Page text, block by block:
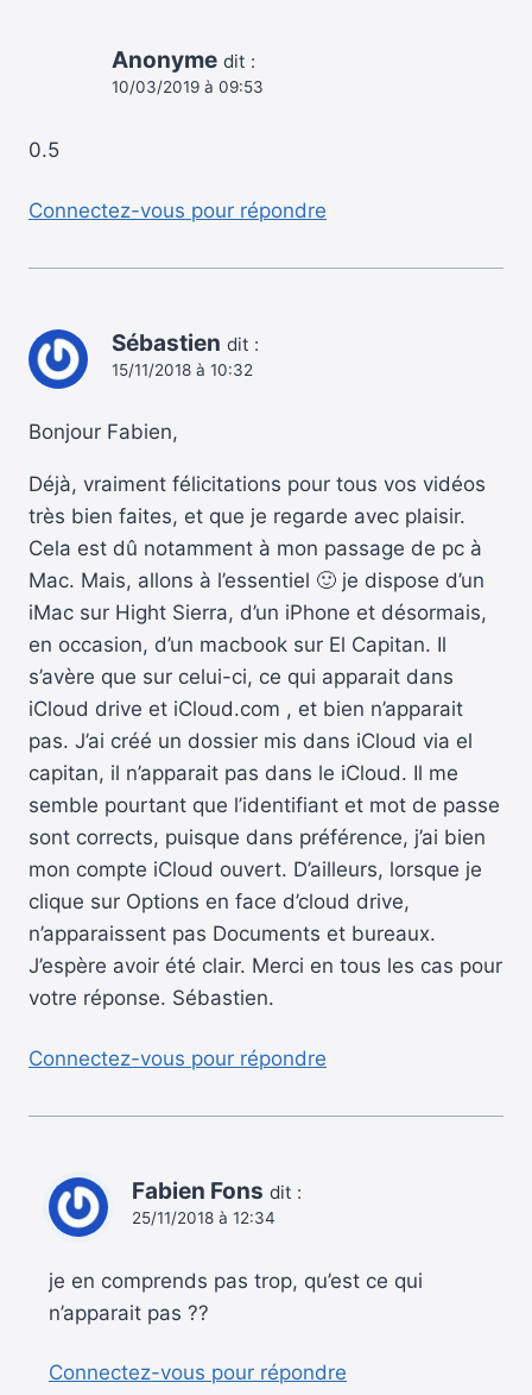
Anonyme dit :
10/03/2019 à 09:53
0.5
Connectez-vous pour répondre
Sébastien dit :
15/11/2018 à 10:32
Bonjour Fabien,
Déjà, vraiment félicitations pour tous vos vidéos
très bien faites, et que je regarde avec plaisir.
Cela est dû notamment à mon passage de pc à
Mac. Mais, allons à l’essentiel 🙂 je dispose d’un
iMac sur Hight Sierra, d’un iPhone et désormais,
en occasion, d’un macbook sur El Capitan. Il
s’avère que sur celui-ci, ce qui apparait dans
iCloud drive et iCloud.com , et bien n’apparait
pas. J’ai créé un dossier mis dans iCloud via el
capitan, il n’apparait pas dans le iCloud. Il me
semble pourtant que l’identifiant et mot de passe
sont corrects, puisque dans préférence, j’ai bien
mon compte iCloud ouvert. D’ailleurs, lorsque je
clique sur Options en face d’cloud drive,
n’apparaissent pas Documents et bureaux.
J’espère avoir été clair. Merci en tous les cas pour
votre réponse. Sébastien.
Connectez-vous pour répondre
Fabien Fons dit :
25/11/2018 à 12:34
je en comprends pas trop, qu’est ce qui
n’apparait pas ??
Connectez-vous pour répondre